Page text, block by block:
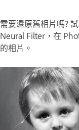
需要還原舊相片嗎?
Neural Filter，在
的相片。